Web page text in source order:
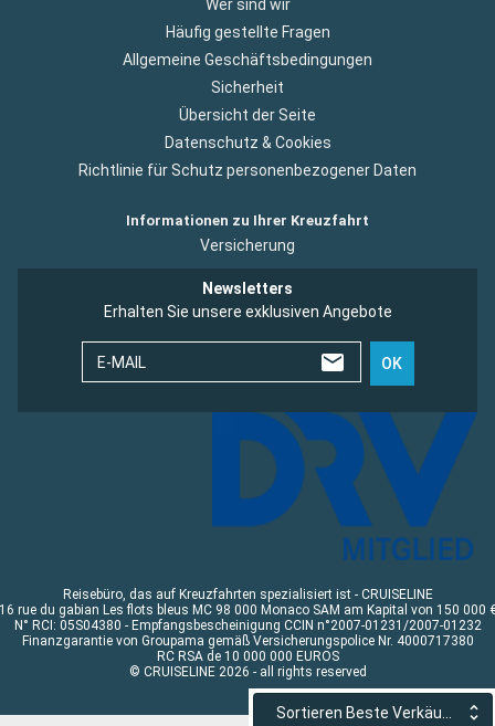
Wer sind wir
Häufig gestellte Fragen
Allgemeine Geschäftsbedingungen
Sicherheit
Übersicht der Seite
Datenschutz & Cookies
Richtlinie für Schutz personenbezogener Daten
Informationen zu Ihrer Kreuzfahrt
Versicherung
Newsletters
Erhalten Sie unsere exklusiven Angebote
E-MAIL OK
Reisebüro, das auf Kreuzfahrten spezialisiert ist - CRUISELINE
rue du gabian Les flots bleus MC 98 000 Monaco SAM am Kapital von 150 000
N° RCI: 05S04380 - Empfangsbescheinigung CCIN n°2007-01231/2007-01232
Finanzgarantie von Groupama gemäß Versicherungspolice Nr. 4000717380
RC RSA de 10 000 000 EUROS
© CRUISELINE 2026 - all rights reserved